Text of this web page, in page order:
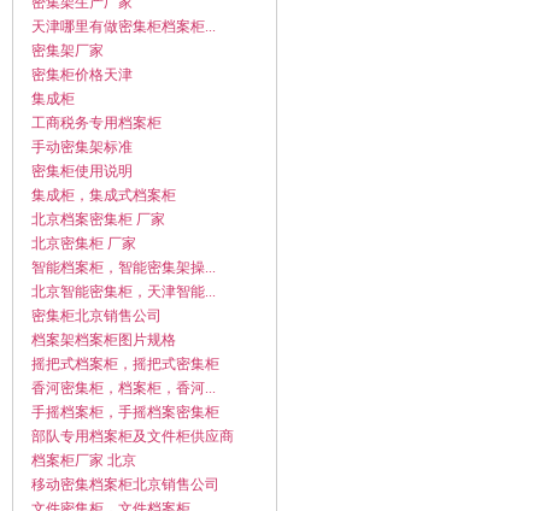
天津哪里有做密集柜档案柜...
密集架厂家
密集柜价格天津
集成柜
工商税务专用档案柜
手动密集架标准
密集柜使用说明
集成柜，集成式档案柜
北京档案密集柜 厂家
北京密集柜 厂家
智能档案柜，智能密集架操...
北京智能密集柜，天津智能...
密集柜北京销售公司
档案架档案柜图片规格
摇把式档案柜，摇把式密集柜
香河密集柜，档案柜，香河...
手摇档案柜，手摇档案密集柜
部队专用档案柜及文件柜供应商
档案柜厂家 北京
移动密集档案柜北京销售公司